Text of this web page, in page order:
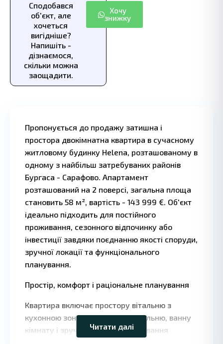
Сподобався
об'єкт, але
хочеться
вигідніше?
Напишіть -
дізнаємося,
скільки можна
заощадити.
Хочу
знижку
Пропонується до продажу затишна і
простора двокімнатна квартира в сучасному
житловому будинку Helena, розташованому в
одному з найбільш затребуваних районів
Бургаса - Сарафово. Апартамент
розташований на 2 поверсі, загальна площа
становить 58 м², вартість - 143 999 €. Об'єкт
ідеально підходить для постійного
проживання, сезонного відпочинку або
інвестиції завдяки поєднанню якості споруди,
зручної локації та функціонального
планування.
Простір, комфорт і раціональне планування
Квартира включає простору вітальню з
кухонною зоною, ізольовану спальню, ванну
кімнату і зручний балкон. Планування
Читати далі